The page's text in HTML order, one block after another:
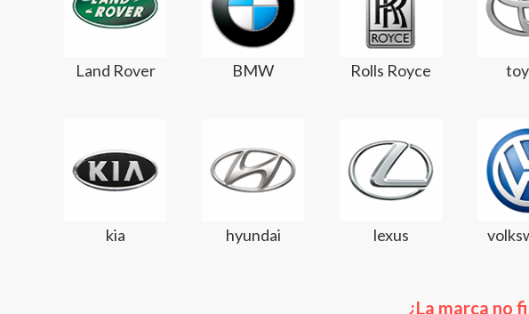
Land Rover BMW Rolls Royce
kia hyundai lexus
¿La marca no